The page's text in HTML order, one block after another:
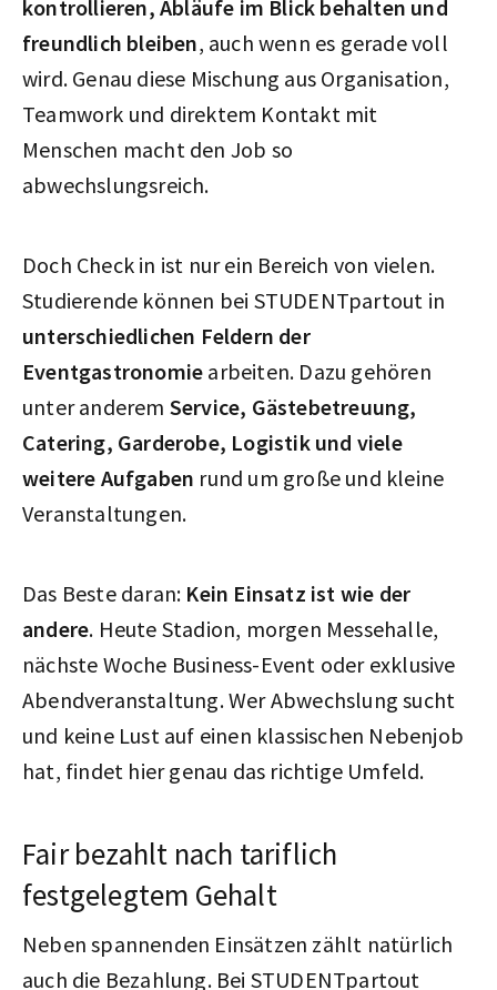
kontrollieren, Abläufe im Blick behalten und
freundlich bleiben, auch wenn es gerade voll
wird. Genau diese Mischung aus Organisation,
Teamwork und direktem Kontakt mit
Menschen macht den Job so
abwechslungsreich.
Doch Check in ist nur ein Bereich von vielen.
Studierende können bei STUDENTpartout in
unterschiedlichen Feldern der
Eventgastronomie arbeiten. Dazu gehören
unter anderem Service, Gästebetreuung,
Catering, Garderobe, Logistik und viele
weitere Aufgaben rund um große und kleine
Veranstaltungen.
Das Beste daran: Kein Einsatz ist wie der
andere. Heute Stadion, morgen Messehalle,
nächste Woche Business-Event oder exklusive
Abendveranstaltung. Wer Abwechslung sucht
und keine Lust auf einen klassischen Nebenjob
hat, findet hier genau das richtige Umfeld.
Fair bezahlt nach tariflich
festgelegtem Gehalt
Neben spannenden Einsätzen zählt natürlich
auch die Bezahlung. Bei STUDENTpartout